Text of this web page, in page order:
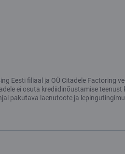
Eesti filiaal ja OÜ Citadele Factoring
ei osuta krediidinõustamise
pakutava laenutoote ja